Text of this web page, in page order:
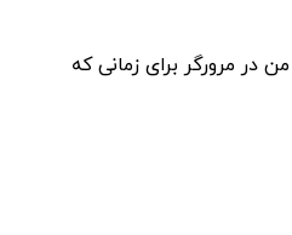
در مرورگر برای زمانی که